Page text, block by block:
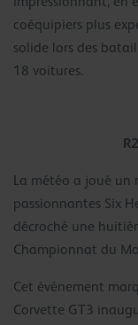
coéquipiers plus
solide lors des
18 voitures.
La météo a joué un
passionnantes Six
décroché une
Championnat du
Cet événement
Corvette GT3